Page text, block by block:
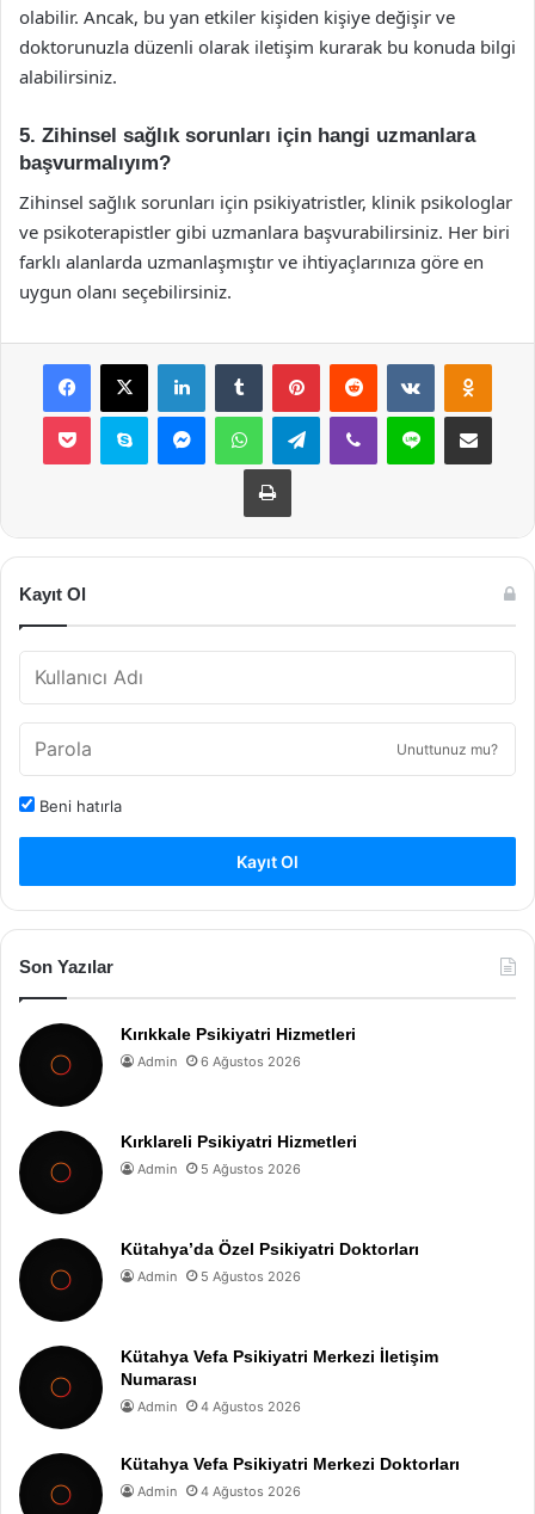
olabilir. Ancak, bu yan etkiler kişiden kişiye değişir ve
doktorunuzla düzenli olarak iletişim kurarak bu konuda bilgi
alabilirsiniz.
5. Zihinsel sağlık sorunları için hangi uzmanlara
başvurmalıyım?
Zihinsel sağlık sorunları için psikiyatristler, klinik psikologlar
ve psikoterapistler gibi uzmanlara başvurabilirsiniz. Her biri
farklı alanlarda uzmanlaşmıştır ve ihtiyaçlarınıza göre en
uygun olanı seçebilirsiniz.
Facebook
X LinkedInTumblr PinterestReddit VKontakte
Pocket Skype MessengerWhatsAppTelegramViber Line E-Posta ile
Yazdır
Kayıt Ol
Unuttunuz mu?
Beni hatırla
Kayıt Ol
Son Yazılar
Kırıkkale Psikiyatri Hizmetleri
Admin 6 Ağustos 2026
Kırklareli Psikiyatri Hizmetleri
Admin 5 Ağustos 2026
Kütahya’da Özel Psikiyatri Doktorları
Admin 5 Ağustos 2026
Kütahya Vefa Psikiyatri Merkezi İletişim
Numarası
Admin 4 Ağustos 2026
Kütahya Vefa Psikiyatri Merkezi Doktorları
Admin 4 Ağustos 2026